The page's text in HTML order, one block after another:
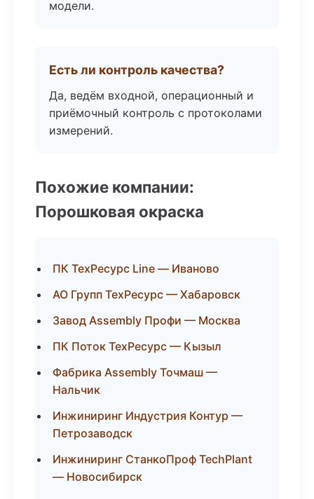
модели.
Есть ли контроль качества?
Да, ведём входной, операционный и
приёмочный контроль с протоколами
измерений.
Похожие компании:
Порошковая окраска
ПК ТехРесурс Line — Иваново
АО Групп ТехРесурс — Хабаровск
Завод Assembly Профи — Москва
ПК Поток ТехРесурс — Кызыл
Фабрика Assembly Точмаш —
Нальчик
Инжиниринг Индустрия Контур —
Петрозаводск
Инжиниринг СтанкоПроф TechPlant
— Новосибирск